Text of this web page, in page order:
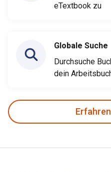
eTextbook zu
Globale Suche
Durchsuche
dein